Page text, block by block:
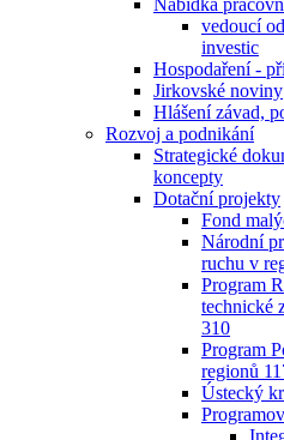
Nabídka
vedoucí
investic
Hospodaření -
Jirkovské noviny
Hlášení závad,
Rozvoj a podnikání
Strategické
koncepty
Dotační projekty
Fond
Národní
ruchu v
Program
technické
310
Program
regionů
Ústecký